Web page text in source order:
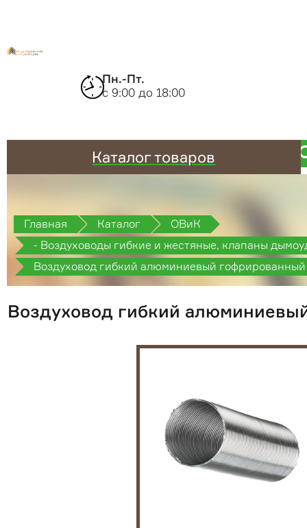
Пн.-Пт.
с 9:00 до 18:00
Каталог товаров
Главная Каталог
ОВиК
- Воздуховоды гибкие и жестяные, клапаны
противопожарные
Воздуховод гибкий алюминиевый гофрированный
Воздуховод гибкий